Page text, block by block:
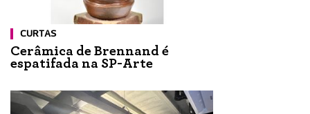
CURTAS
Cerâmica de Brennand é
espatifada na SP-Arte